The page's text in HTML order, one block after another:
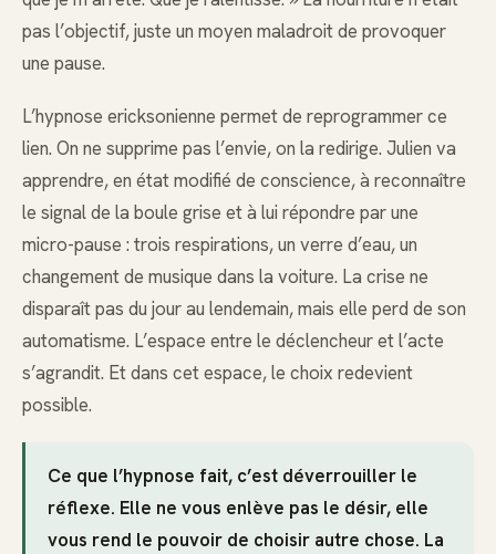
pas l’objectif, juste un moyen maladroit de provoquer
une pause.
L’hypnose ericksonienne permet de reprogrammer ce
lien. On ne supprime pas l’envie, on la redirige. Julien va
apprendre, en état modifié de conscience, à reconnaître
le signal de la boule grise et à lui répondre par une
micro-pause : trois respirations, un verre d’eau, un
changement de musique dans la voiture. La crise ne
disparaît pas du jour au lendemain, mais elle perd de son
automatisme. L’espace entre le déclencheur et l’acte
s’agrandit. Et dans cet espace, le choix redevient
possible.
Ce que l’hypnose fait, c’est déverrouiller le
réflexe. Elle ne vous enlève pas le désir, elle
vous rend le pouvoir de choisir autre chose. La